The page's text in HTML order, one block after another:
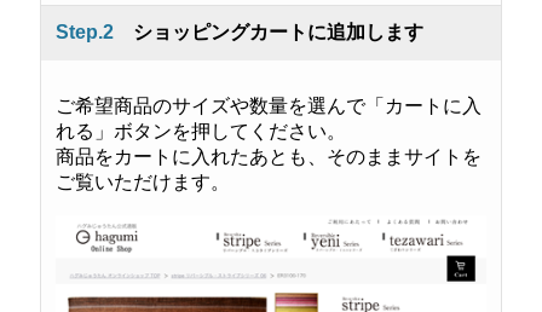
Step.2 ショッピングカートに追加します
ご希望商品のサイズや数量を選んで「カートに入
れる」ボタンを押してください。
商品をカートに入れたあとも、そのままサイトを
ご覧いただけます。